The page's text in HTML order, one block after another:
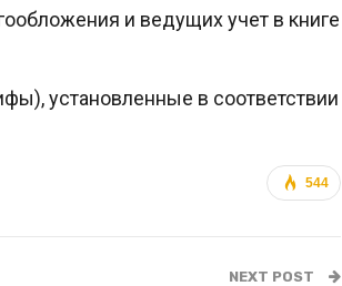
и ведущих учет в книге
установленные в соответствии
544
NEXT POST